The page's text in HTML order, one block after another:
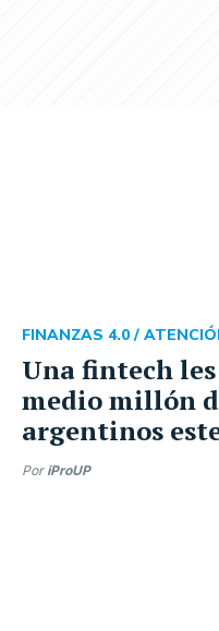
Una fintech
medio millón
argentinos
FINANZAS 4.0 /
Por iProUP